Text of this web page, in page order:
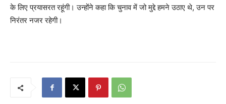
के लिए प्रयासरत रहूंगी। उन्होंने कहा कि चुनाव में जो मुद्दे हमने उठाए थे, उन पर
निरंतर नजर रहेगी।